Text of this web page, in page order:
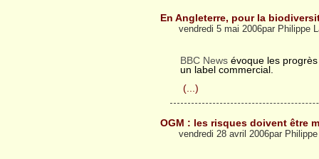
En Angleterre, pour la
vendredi 5 mai 2006par Philippe
BBC Newsévoque les progrès
un label commercial.
(...)
OGM : les risques doivent être
vendredi 28 avril 2006par